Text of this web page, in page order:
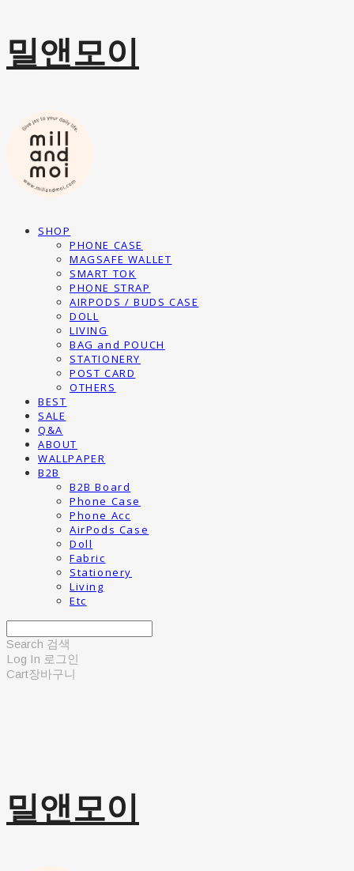
밀앤모이
SHOP
PHONE CASE
MAGSAFE WALLET
SMART TOK
PHONE STRAP
AIRPODS / BUDS CASE
DOLL
LIVING
BAG and POUCH
STATIONERY
POST CARD
OTHERS
BEST
SALE
Q&A
ABOUT
WALLPAPER
B2B
B2B Board
Phone Case
Phone Acc
AirPods Case
Doll
Fabric
Stationery
Living
Etc
Search 검색
Log In 로그인
Cart장바구니
밀앤모이